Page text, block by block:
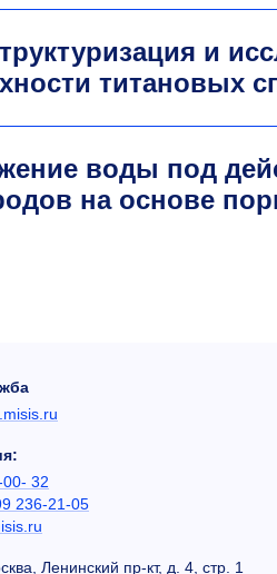
и
титановых
воды под
на основе
32
236-21-05
Ленинский пр-кт, д. 4, стр. 1